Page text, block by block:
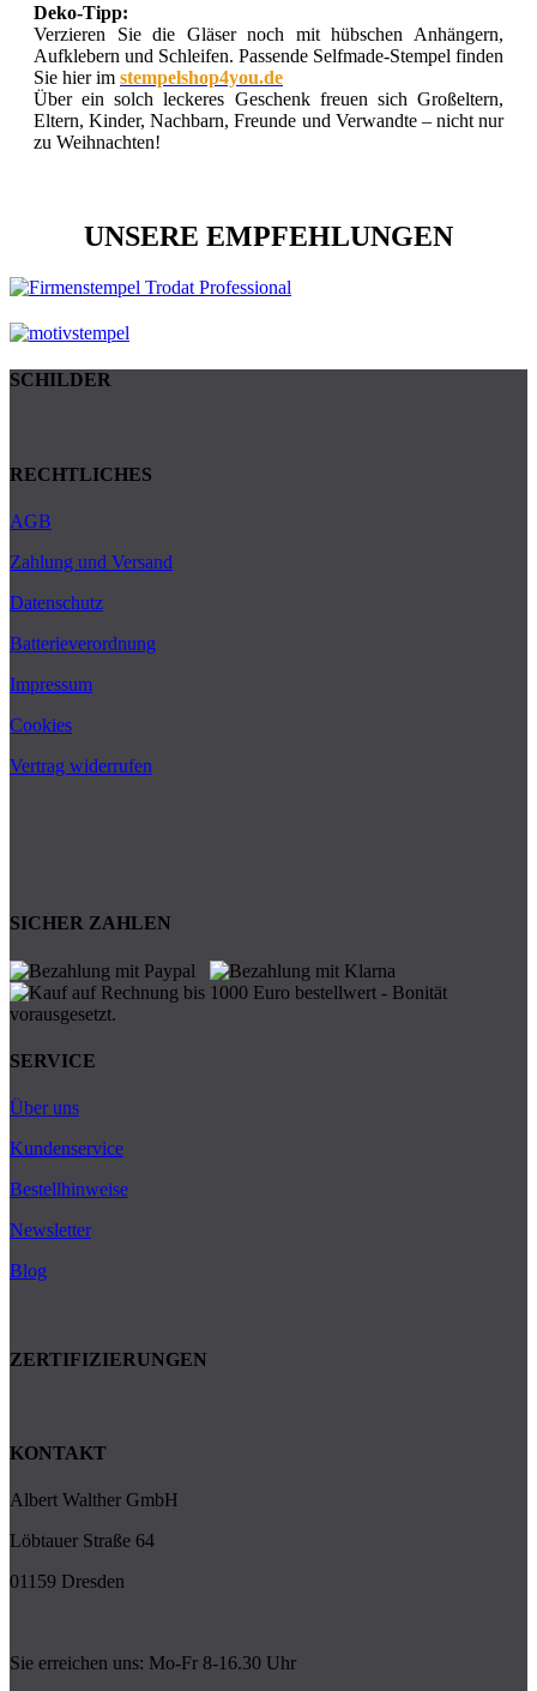
Deko-Tipp:
Verzieren Sie die Gläser noch mit hübschen Anhängern,
Aufklebern und Schleifen. Passende Selfmade-Stempel finden
Sie hier im stempelshop4you.de
Über ein solch leckeres Geschenk freuen sich Großeltern,
Eltern, Kinder, Nachbarn, Freunde und Verwandte – nicht nur
zu Weihnachten!
UNSERE EMPFEHLUNGEN
SCHILDER
RECHTLICHES
AGB
Zahlung und Versand
Datenschutz
Batterieverordnung
Impressum
Cookies
Vertrag widerrufen
SICHER ZAHLEN
SERVICE
Über uns
Kundenservice
Bestellhinweise
Newsletter
Blog
ZERTIFIZIERUNGEN
KONTAKT
Albert Walther GmbH
Löbtauer Straße 64
01159 Dresden
Sie erreichen uns: Mo-Fr 8-16.30 Uhr